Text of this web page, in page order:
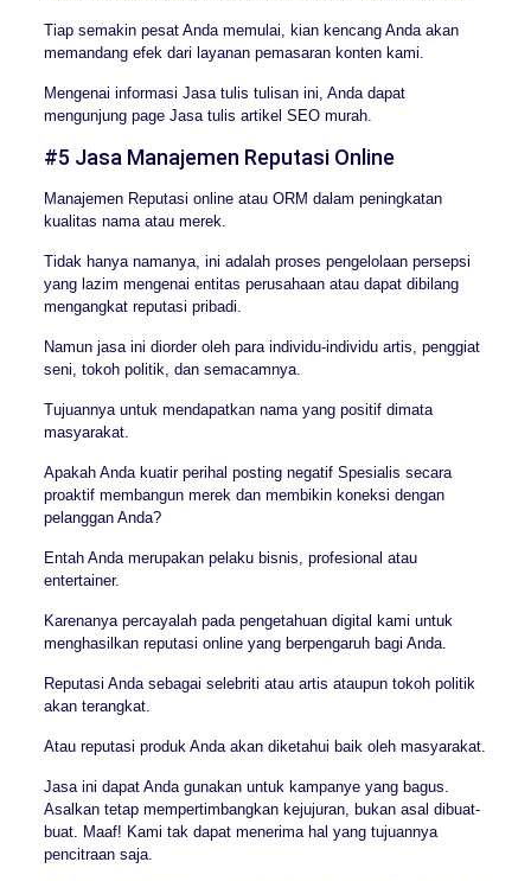
Tiap semakin pesat Anda memulai, kian kencang Anda akan
memandang efek dari layanan pemasaran konten kami.
Mengenai informasi Jasa tulis tulisan ini, Anda dapat
mengunjung page Jasa tulis artikel SEO murah.
#5 Jasa Manajemen Reputasi Online
Manajemen Reputasi online atau ORM dalam peningkatan
kualitas nama atau merek.
Tidak hanya namanya, ini adalah proses pengelolaan persepsi
yang lazim mengenai entitas perusahaan atau dapat dibilang
mengangkat reputasi pribadi.
Namun jasa ini diorder oleh para individu-individu artis, penggiat
seni, tokoh politik, dan semacamnya.
Tujuannya untuk mendapatkan nama yang positif dimata
masyarakat.
Apakah Anda kuatir perihal posting negatif Spesialis secara
proaktif membangun merek dan membikin koneksi dengan
pelanggan Anda?
Entah Anda merupakan pelaku bisnis, profesional atau
entertainer.
Karenanya percayalah pada pengetahuan digital kami untuk
menghasilkan reputasi online yang berpengaruh bagi Anda.
Reputasi Anda sebagai selebriti atau artis ataupun tokoh politik
akan terangkat.
Atau reputasi produk Anda akan diketahui baik oleh masyarakat.
Jasa ini dapat Anda gunakan untuk kampanye yang bagus.
Asalkan tetap mempertimbangkan kejujuran, bukan asal dibuat-
buat. Maaf! Kami tak dapat menerima hal yang tujuannya
pencitraan saja.